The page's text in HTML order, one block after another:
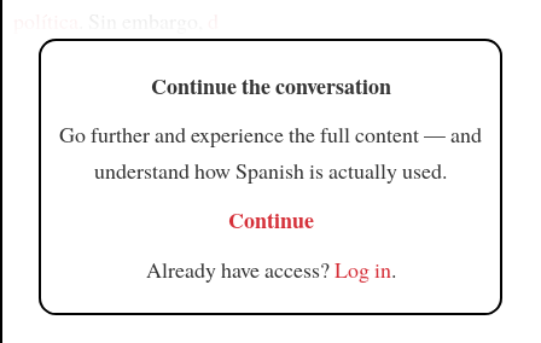
Continue the conversation
Go further and experience the full content — and
understand how Spanish is actually used.
Continue
Already have access?Log in.